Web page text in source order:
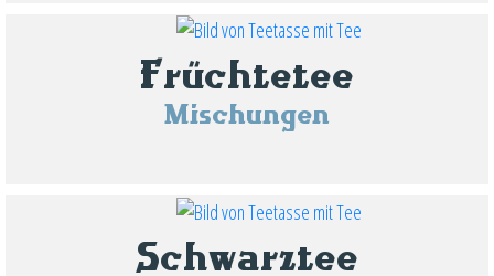
Früchtetee
Mischungen
Schwarztee